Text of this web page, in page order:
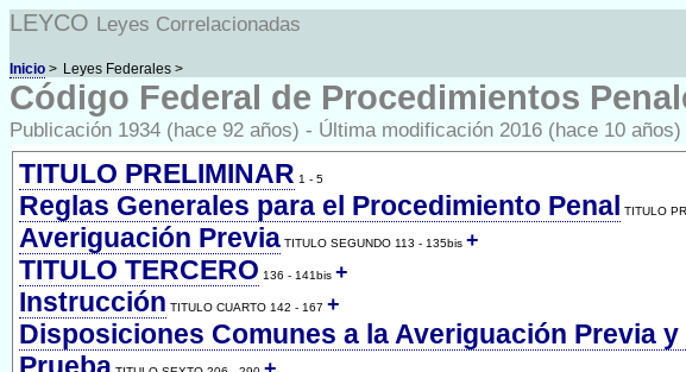
LEYCO Leyes Correlacionadas
Inicio > Leyes Federales >
Código Federal de Procedimientos
Publicación 1934 (hace 92 años) - Última modificación 2016 (hace 10
TITULO PRELIMINAR 1 - 5
Reglas Generales para el Procedimiento Penal TITULO
Averiguación Previa TITULO SEGUNDO 113 - 135bis +
TITULO TERCERO 136 - 141bis +
Instrucción TITULO CUARTO 142 - 167 +
Disposiciones Comunes a la Averiguación Previa